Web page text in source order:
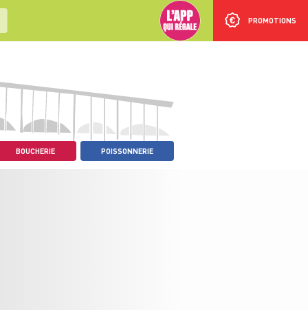
PROMOTIONS
BOUCHERIE POISSONNERIE